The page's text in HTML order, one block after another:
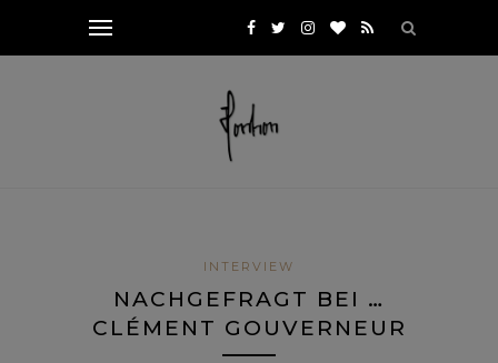
INTERVIEW
NACHGEFRAGT BEI …
CLÉMENT GOUVERNEUR